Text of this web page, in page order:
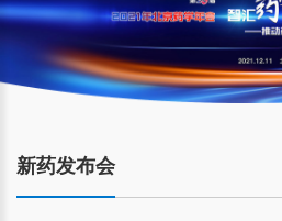
新药发布会